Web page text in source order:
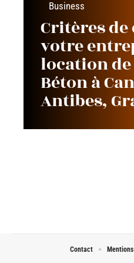
Business
Critères
votre
location
Béton à
Antibes,
Contact